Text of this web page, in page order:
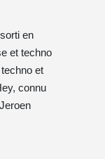
en
et techno
et
connu